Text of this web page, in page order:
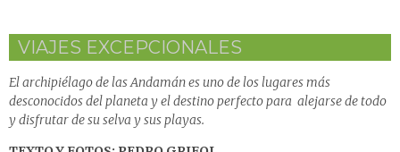
VIAJES EXCEPCIONALES
El archipiélago de las Andamán es uno de los lugares más
desconocidos del planeta y el destino perfecto para alejarse de todo
y disfrutar de su selva y sus playas.